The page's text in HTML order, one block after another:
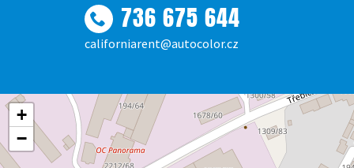
736 675 644
californiarent@autocolor.cz
+
−